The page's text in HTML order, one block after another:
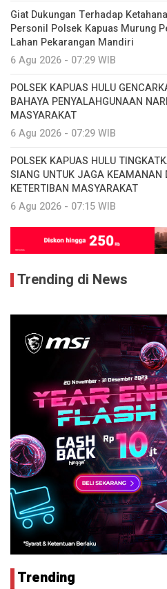
Giat Dukungan Terhadap
Personil Polsek Kapuas Murung
Lahan Pekarangan Mandiri
6 Agu 2026 - 07:29 WIB
POLSEK KAPUAS HULU
BAHAYA PENYALAHGUNAAN
MASYARAKAT
6 Agu 2026 - 07:29 WIB
POLSEK KAPUAS HULU
SIANG UNTUK JAGA KEAMANAN
KETERTIBAN MASYARAKAT
6 Agu 2026 - 07:15 WIB
Trending di News
Trending